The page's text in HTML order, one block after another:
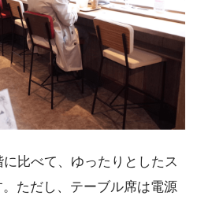
比べて、ゆったりとしたス
ただし、テーブル席は電源